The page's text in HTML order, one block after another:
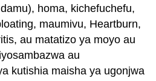
homa, kichefuchefu,
maumivu, Heartburn,
au matatizo ya moyo au
au
kutishia maisha ya ugonjwa